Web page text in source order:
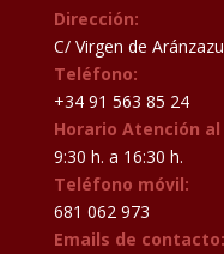
Dirección:
C/ Virgen de
Teléfono:
+34 91 563 85 24
Horario Atención al
9:30 h. a 16:30 h.
Teléfono móvil:
681 062 973
Emails de contacto: